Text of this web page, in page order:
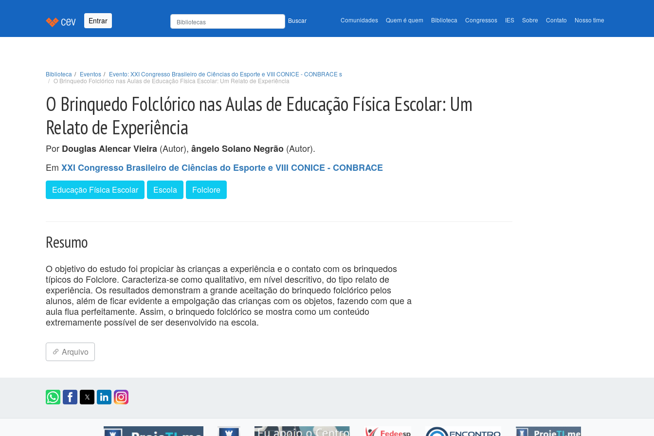
Entrar Buscar Comunidades Quem é quem Biblioteca Congressos IES Sobre Contato Nosso time
Biblioteca Eventos
Evento: XXI Congresso Brasileiro de Ciências do Esporte e VIII CONICE - CONBRACE s
O Brinquedo Folclórico nas Aulas de Educação Física Escolar: Um Relato de Experiência
O Brinquedo Folclórico nas Aulas de Educação Física Escolar: Um
Relato de Experiência
Por Douglas Alencar Vieira (Autor), ângelo Solano Negrão (Autor).
Em XXI Congresso Brasileiro de Ciências do Esporte e VIII CONICE - CONBRACE
Educação Física Escolar Escola Folclore
Resumo
O objetivo do estudo foi propiciar às crianças a experiência e o contato com os brinquedos
típicos do Folclore. Caracteriza-se como qualitativo, em nível descritivo, do tipo relato de
experiência. Os resultados demonstram a grande aceitação do brinquedo folclórico pelos
alunos, além de ficar evidente a empolgação das crianças com os objetos, fazendo com que a
aula flua perfeitamente. Assim, o brinquedo folclórico se mostra como um conteúdo
extremamente possível de ser desenvolvido na escola.
Arquivo